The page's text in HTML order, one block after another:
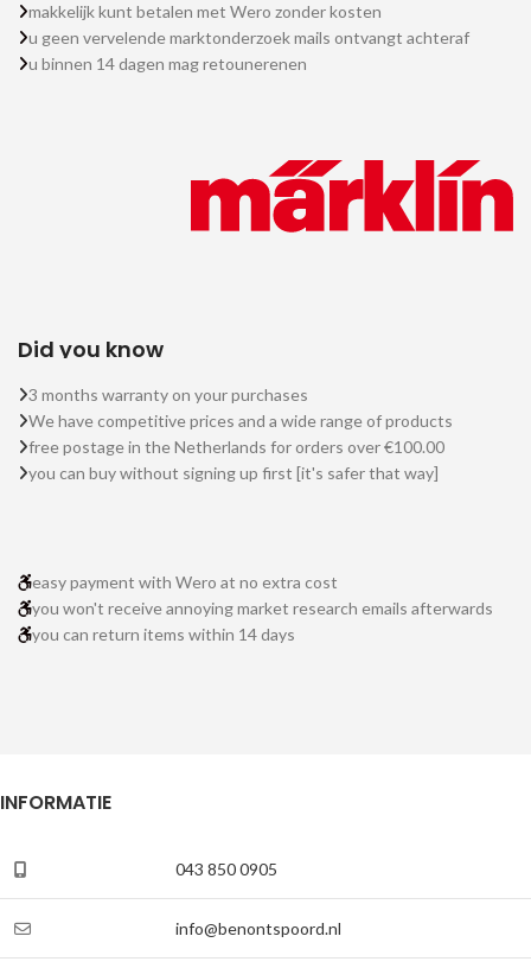
makkelijk kunt betalen met Wero zonder kosten
u geen vervelende marktonderzoek mails ontvangt achteraf
u binnen 14 dagen mag retounerenen
Did you know
3 months warranty on your purchases
We have competitive prices and a wide range of products
free postage in the Netherlands for orders over €100.00
you can buy without signing up first [it's safer that way]
easy payment with Wero at no extra cost
you won't receive annoying market research emails afterwards
you can return items within 14 days
INFORMATIE
043 850 0905
info@benontspoord.nl